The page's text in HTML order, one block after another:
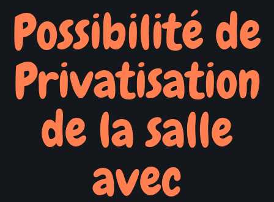
Possibilité de
Privatisation
de la salle
avec